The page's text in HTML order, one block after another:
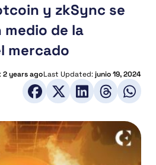
y zkSync se
medio de la
mercado
2 years agoLast Updated:junio 19, 2024